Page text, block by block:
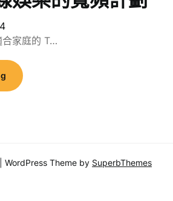
合家庭的 T…
| WordPress Theme by SuperbThemes